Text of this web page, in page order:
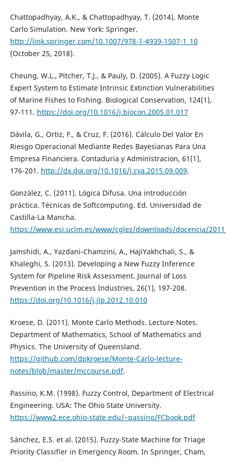
Chattopadhyay, A.K., & Chattopadhyay, T. (2014). Monte
Carlo Simulation. New York: Springer.
http://link.springer.com/10.1007/978-1-4939-1507-1_10
(October 25, 2018).
Cheung, W.L., Pitcher, T.J., & Pauly, D. (2005). A Fuzzy Logic
Expert System to Estimate Intrinsic Extinction Vulnerabilities
of Marine Fishes to Fishing. Biological Conservation, 124(1),
97-111. https://doi.org/10.1016/j.biocon.2005.01.017
Dávila, G., Ortiz, F., & Cruz, F. (2016). Cálculo Del Valor En
Riesgo Operacional Mediante Redes Bayesianas Para Una
Empresa Financiera. Contaduria y Administracion, 61(1),
176-201. http://dx.doi.org/10.1016/j.cya.2015.09.009.
González, C. (2011). Lógica Difusa. Una introducción
práctica. Técnicas de Softcomputing. Ed. Universidad de
Castilla-La Mancha.
https://www.esi.uclm.es/www/cglez/downloads/docencia/
Jamshidi, A., Yazdani-Chamzini, A., HajiYakhchali, S., &
Khaleghi, S. (2013). Developing a New Fuzzy Inference
System for Pipeline Risk Assessment. Journal of Loss
Prevention in the Process Industries, 26(1), 197-208.
https://doi.org/10.1016/j.jlp.2012.10.010
Kroese, D. (2011). Monte Carlo Methods. Lecture Notes.
Department of Mathematics, School of Mathematics and
Physics. The University of Queensland.
https://github.com/dpkroese/Monte-Carlo-lecture-
notes/blob/master/mccourse.pdf.
Passino, K.M. (1998). Fuzzy Control, Department of Electrical
Engineering. USA: The Ohio State University.
https://www2.ece.ohio-state.edu/~passino/FCbook.pdf
Sánchez, E.S. et al. (2015). Fuzzy-State Machine for Triage
Priority Classifier in Emergency Room. In Springer, Cham,